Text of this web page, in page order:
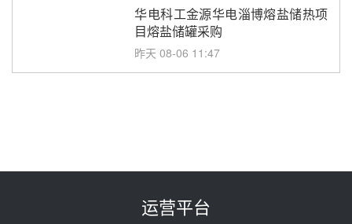
华电科工金源华电淄博熔盐储热项
目熔盐储罐采购
昨天 08-06 11:47
光热示范电站二列蒸汽发生器设备
运营平台